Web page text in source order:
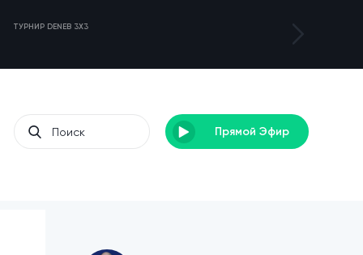
ТУРНИР DENEB 3X3 ЛАГЕРЬ ДЛЯ
Прямой Эфир